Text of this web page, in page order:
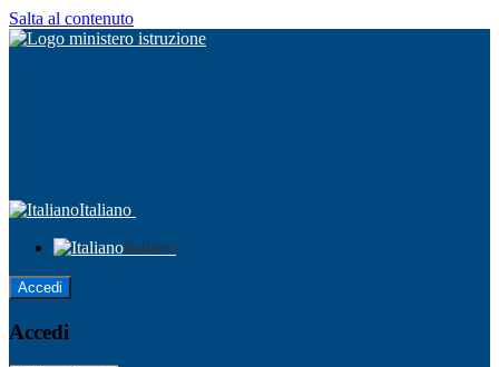
Salta al contenuto
Italiano
Italiano
Accedi
Accedi